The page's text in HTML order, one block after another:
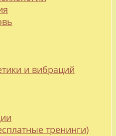
и вибраций
тренинги)